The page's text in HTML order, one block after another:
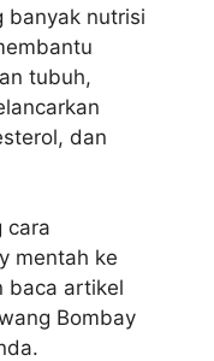
banyak nutrisi
tubuh,
dan
cara
mentah ke
baca artikel
Bombay